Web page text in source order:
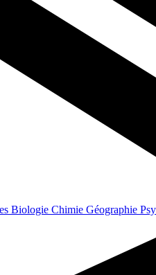
Biologie Chimie Géographie